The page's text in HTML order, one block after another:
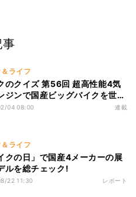
事
ライフ
のクイズ 第56回 超高性能4気
ジンで国産ビッグバイクを世界
いた2台の名車とは?
04 08:00 連載
ライフ
クの日」で国産4メーカーの展
ルを総チェック!
22 11:30 レポート